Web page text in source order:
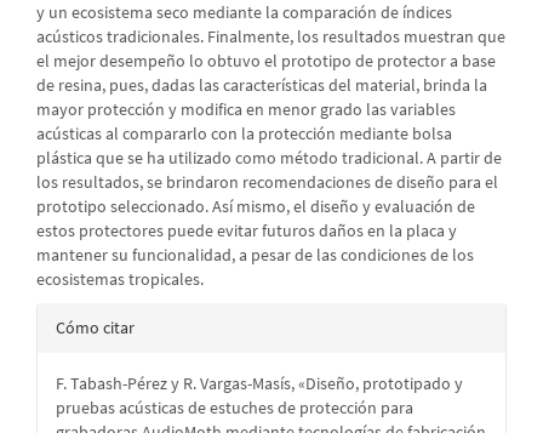
y un ecosistema seco mediante la comparación de índices
acústicos tradicionales. Finalmente, los resultados muestran que
el mejor desempeño lo obtuvo el prototipo de protector a base
de resina, pues, dadas las características del material, brinda la
mayor protección y modifica en menor grado las variables
acústicas al compararlo con la protección mediante bolsa
plástica que se ha utilizado como método tradicional. A partir de
los resultados, se brindaron recomendaciones de diseño para el
prototipo seleccionado. Así mismo, el diseño y evaluación de
estos protectores puede evitar futuros daños en la placa y
mantener su funcionalidad, a pesar de las condiciones de los
ecosistemas tropicales.
Detalles
artículo
Cómo citar
F. Tabash-Pérez y R. Vargas-Masís, «Diseño, prototipado y
pruebas acústicas de estuches de protección para